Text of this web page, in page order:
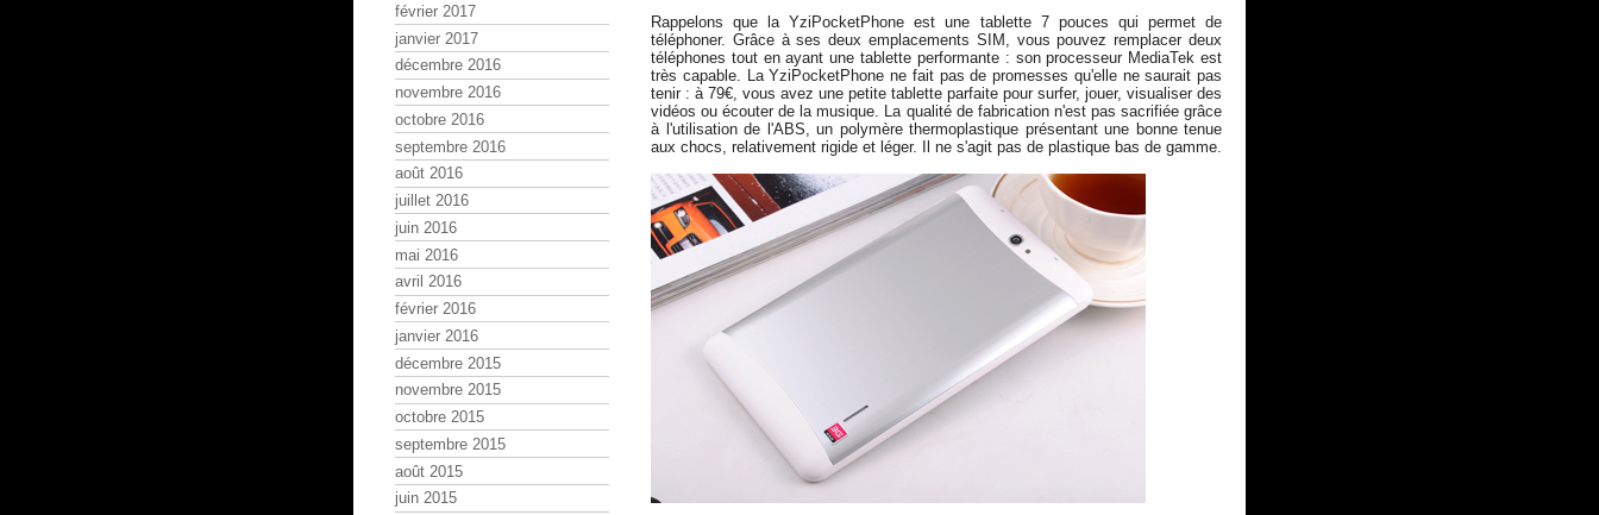
Rappelons que la YziPocketPhone est une tablette 7 pouces qui permet de
téléphoner. Grâce à ses deux emplacements SIM, vous pouvez remplacer deux
téléphones tout en ayant une tablette performante : son processeur MediaTek est
très capable. La YziPocketPhone ne fait pas de promesses qu'elle ne saurait pas
tenir : à 79€, vous avez une petite tablette parfaite pour surfer, jouer, visualiser des
vidéos ou écouter de la musique. La qualité de fabrication n'est pas sacrifiée grâce
à l'utilisation de l'ABS, un polymère thermoplastique présentant une bonne tenue
aux chocs, relativement rigide et léger. Il ne s'agit pas de plastique bas de gamme.
février 2017
janvier 2017
décembre 2016
novembre 2016
octobre 2016
septembre 2016
août 2016
juillet 2016
juin 2016
mai 2016
avril 2016
février 2016
janvier 2016
décembre 2015
novembre 2015
octobre 2015
septembre 2015
août 2015
juin 2015